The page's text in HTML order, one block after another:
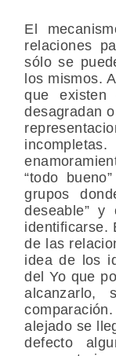
El
relaciones
sólo se
los mismos.
que
desagradan
“todo
grupos
deseable”
identificarse.
de las
idea de los
del Yo que
alcanzarlo,
alejado se
defecto